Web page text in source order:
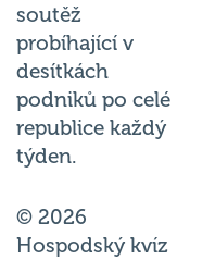
soutěž
probíhající v
desítkách
podniků po celé
republice každý
týden.
© 2026
Hospodský kvíz